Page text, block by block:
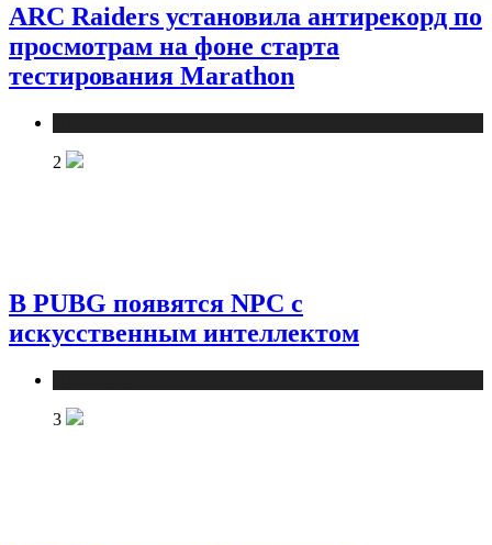
ARC Raiders установила антирекорд по
просмотрам на фоне старта
тестирования Marathon
2
В PUBG появятся NPC с
искусственным интеллектом
3